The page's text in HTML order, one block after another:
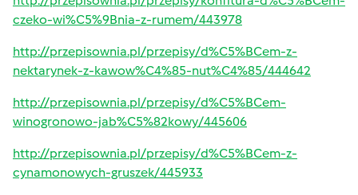
czeko-wi%C5%9Bnia-z-rumem/443978
http://przepisownia.pl/przepisy/d%C5%BCem-z-
nektarynek-z-kawow%C4%85-nut%C4%85/444642
http://przepisownia.pl/przepisy/d%C5%BCem-
winogronowo-jab%C5%82kowy/445606
http://przepisownia.pl/przepisy/d%C5%BCem-z-
cynamonowych-gruszek/445933